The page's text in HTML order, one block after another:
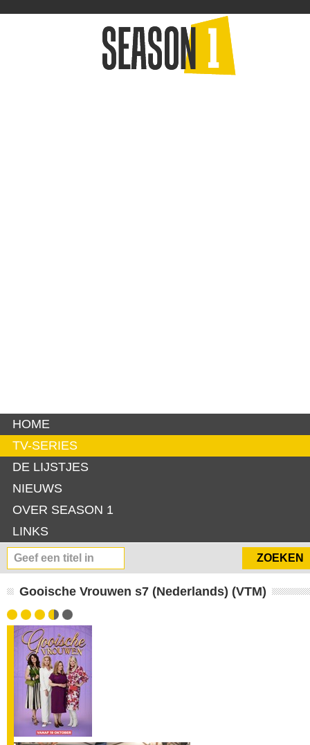
HOME
TV-SERIES
DE LIJSTJES
NIEUWS
OVER SEASON 1
LINKS
Gooische Vrouwen s7 (Nederlands) (VTM)